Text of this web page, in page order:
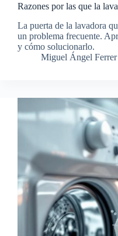
Razones por las que la
La puerta de la lavadora
un problema frecuente.
y cómo solucionarlo.
Miguel Ángel Ferrer